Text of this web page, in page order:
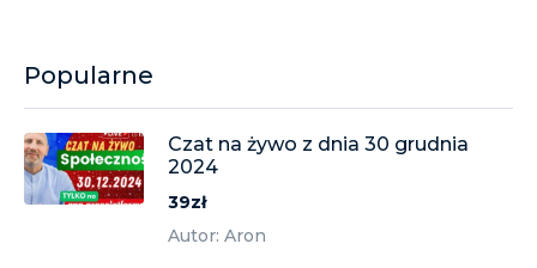
Popularne
Czat na żywo z dnia 30 grudnia
2024
39zł
Autor: Aron